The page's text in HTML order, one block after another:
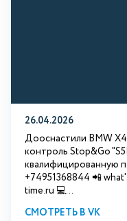
26.04.2026
Дооснастили BMW
контроль Stop&Go
квалифицированную
+74951368844 📲
time.ru 💻...
СМОТРЕТЬ В VK